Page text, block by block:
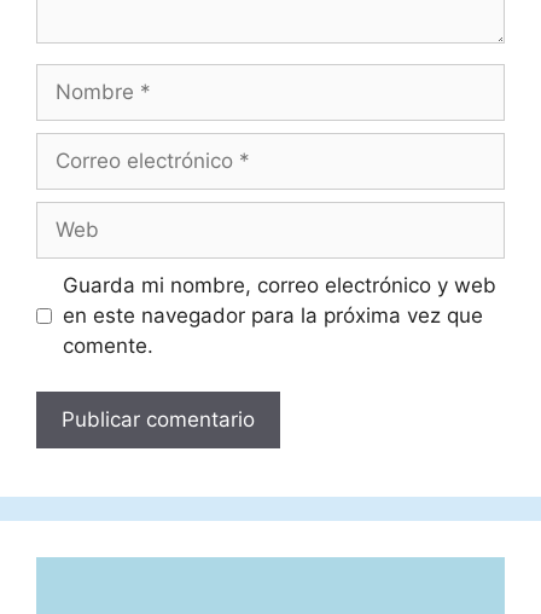
electrónico
Guarda mi nombre, correo electrónico y web
en este navegador para la próxima vez que
comente.